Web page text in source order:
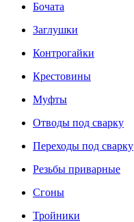
Бочата
Заглушки
Контрогайки
Крестовины
Муфты
Отводы под сварку
Переходы под сварку
Резьбы приварные
Сгоны
Тройники